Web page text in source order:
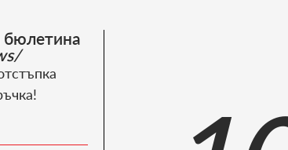
Ние препоръчваме
бюлетина